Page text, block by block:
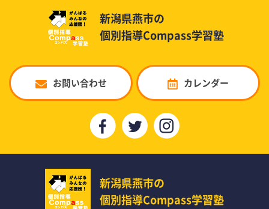
新潟県燕市の
個別指導Compass学習塾
お問い合わせ カレンダー
新潟県燕市の
個別指導Compass学習塾